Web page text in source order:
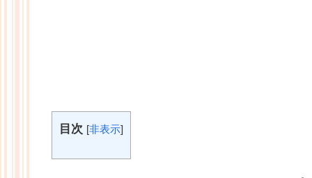
目次 [非表示]